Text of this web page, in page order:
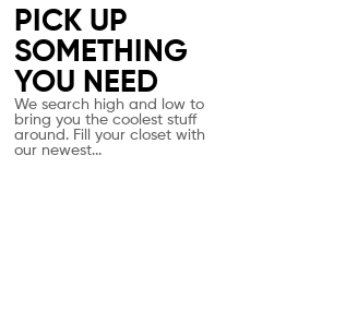
PICK UP
SOMETHING
YOU NEED
We search high and low to
bring you the coolest stuff
around. Fill your closet with
our newest...